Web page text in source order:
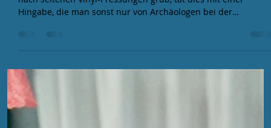
Ein Nachmittag zwischen
nach seltenen Vinyl-Pressungen grub, tat dies mit einer
Hingabe, die man sonst nur von Archäologen bei der
Freilegung von Troja kennt. Von staubigen Techno-Scheiben
bis hin zu Hip Hop-und japanischen Idol-Platten, die so
nostalgisch und gleichzeitig erfrischend klangen, dass man